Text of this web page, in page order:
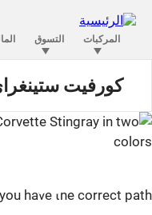
كورفيت
you have the correct